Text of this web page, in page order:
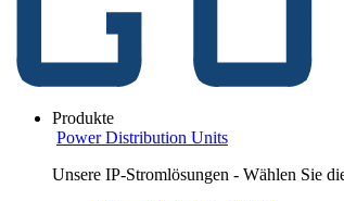
Produkte
Power Distribution Units
Unsere IP-Stromlösungen - Wählen Sie